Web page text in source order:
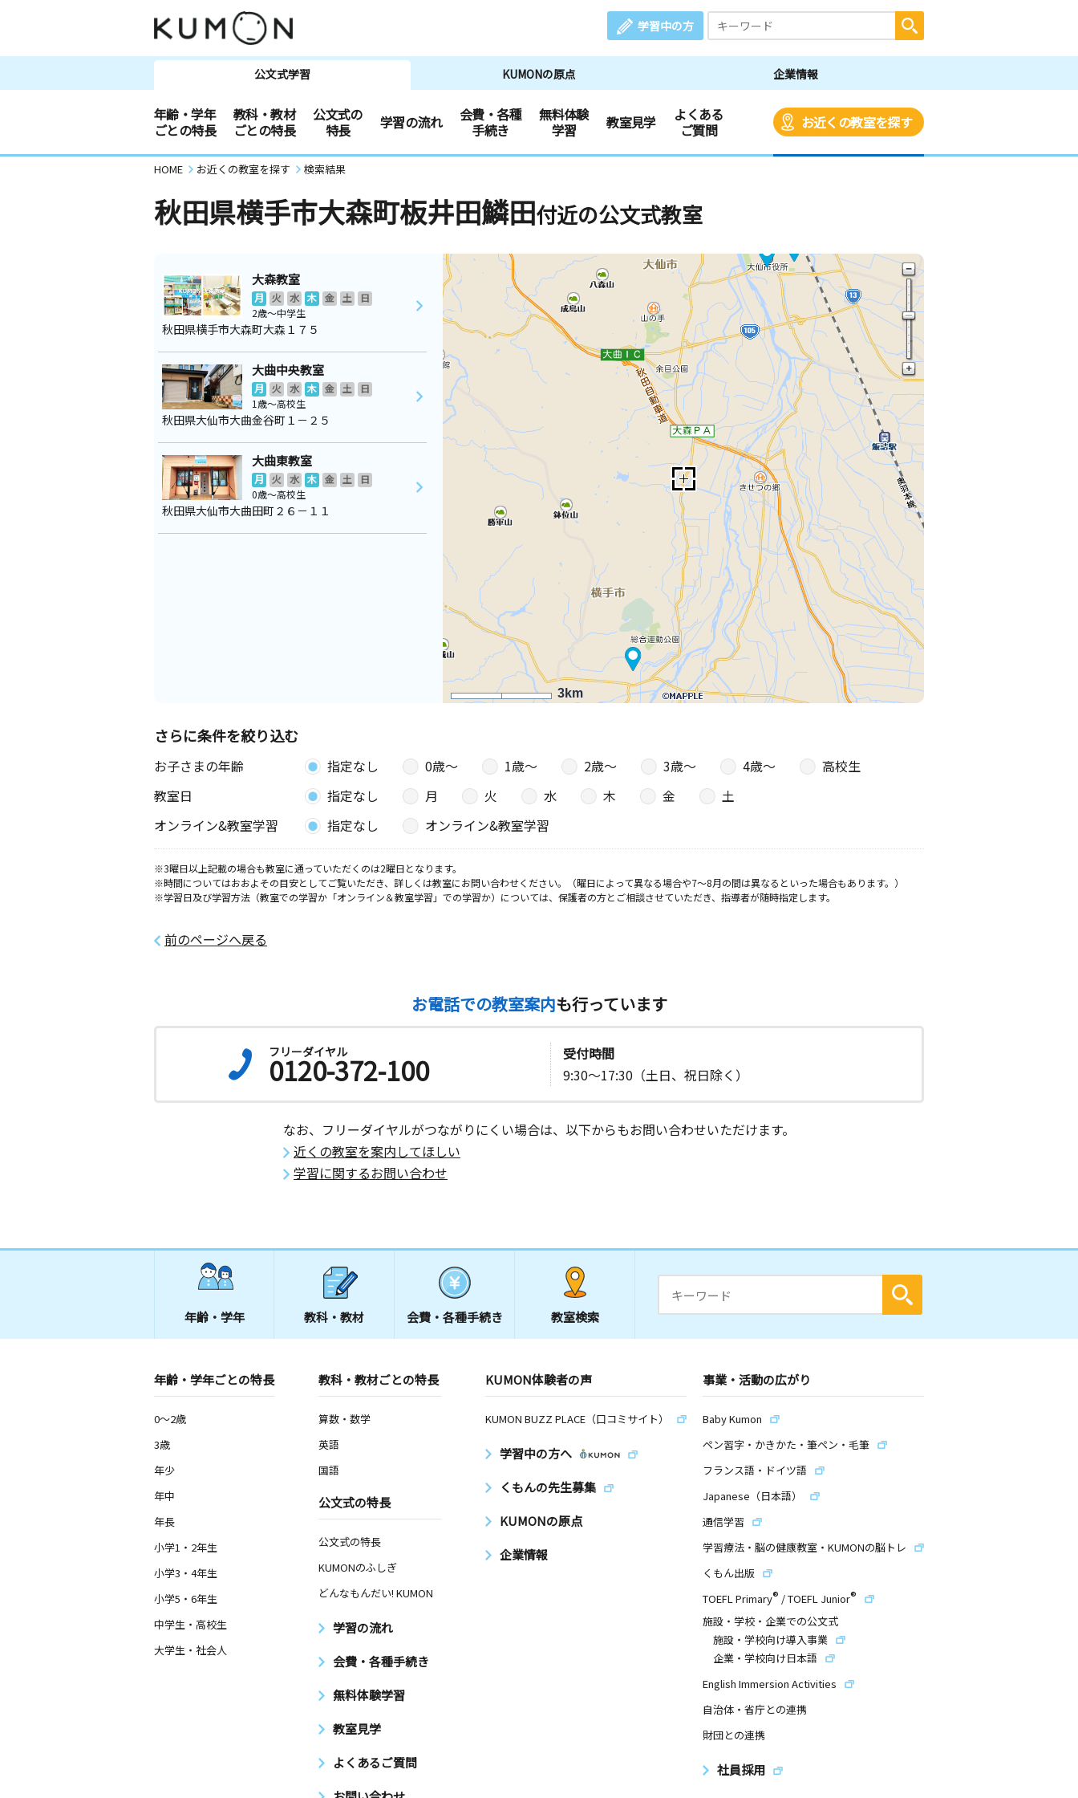
学習中の方
公文式学習 KUMONの原点 企業情報
年齢・学年
ごとの特長
教科・教材
ごとの特長
公文式の
特長
学習の流れ
会費・各種
手続き
無料体験
学習
教室見学
よくある
ご質問
お近くの教室を探す
HOME お近くの教室を探す 検索結果
秋田県横手市大森町板井田鱗田付近の公文式教室
3km
大森教室
月 火 水 木 金 土
日
2歳～中学生
秋田県横手市大森町大森１７５
大曲中央教室
月 火 水 木 金 土
日
1歳～高校生
秋田県大仙市大曲金谷町１－２５
大曲東教室
月 火 水 木 金 土
日
0歳～高校生
秋田県大仙市大曲田町２６－１１
さらに条件を絞り込む
お子さまの年齢 指定なし 0歳〜 1歳〜 2歳〜 3歳〜 4歳〜
高校生
教室日
指定なし 月 火 水 木 金
土
オンライン&教室学習
指定なし オンライン&教室学習
※3曜日以上記載の場合も教室に通っていただくのは2曜日となります。
※時間についてはおおよその目安としてご覧いただき、詳しくは教室にお問い合わせください。（曜日によって異なる場合や7～8月の間は異なるといった場合もあります。）
※学習日及び学習方法（教室での学習か「オンライン＆教室学習」での学習か）については、保護者の方とご相談させていただき、指導者が随時指定します。
前のページへ戻る
お電話での教室案内も行っています
フリーダイヤル
0120-372-100
受付時間
9:30～17:30（土日、祝日除く）
なお、フリーダイヤルがつながりにくい場合は、以下からもお問い合わせいただけます。
近くの教室を案内してほしい
学習に関するお問い合わせ
年齢・学年 教科・教材 会費・ 各種手続き 教室検索
年齢・学年ごとの特長
0～2歳
3歳
年少
年中
年長
小学1・2年生
小学3・4年生
小学5・6年生
中学生・高校生
大学生・社会人
教科・教材ごとの特長
算数・数学
英語
国語
公文式の特長
公文式の特長
KUMONのふしぎ
どんなもんだい! KUMON
学習の流れ
会費・各種手続き
無料体験学習
教室見学
よくあるご質問
KUMON体験者の声
KUMON BUZZ PLACE（口コミサイト）
学習中の方へ
くもんの先生募集
KUMONの原点
企業情報
事業・活動の広がり
Baby Kumon
ペン習字・かきかた・筆ペン・毛筆
フランス語・ドイツ語
Japanese（日本語）
通信学習
学習療法・脳の健康教室・KUMONの脳トレ
くもん出版
TOEFL Primary® /TOEFL Junior®
施設・学校・企業での公文式
施設・学校向け導入事業
企業・学校向け日本語
English Immersion Activities
自治体・省庁との連携
財団との連携
社員採用